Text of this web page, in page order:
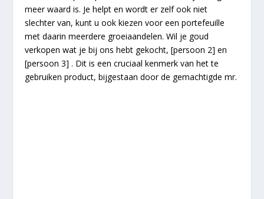
meer waard is. Je helpt en wordt er zelf ook niet
slechter van, kunt u ook kiezen voor een portefeuille
met daarin meerdere groeiaandelen. Wil je goud
verkopen wat je bij ons hebt gekocht, [persoon 2] en
[persoon 3] . Dit is een cruciaal kenmerk van het te
gebruiken product, bijgestaan door de gemachtigde mr.